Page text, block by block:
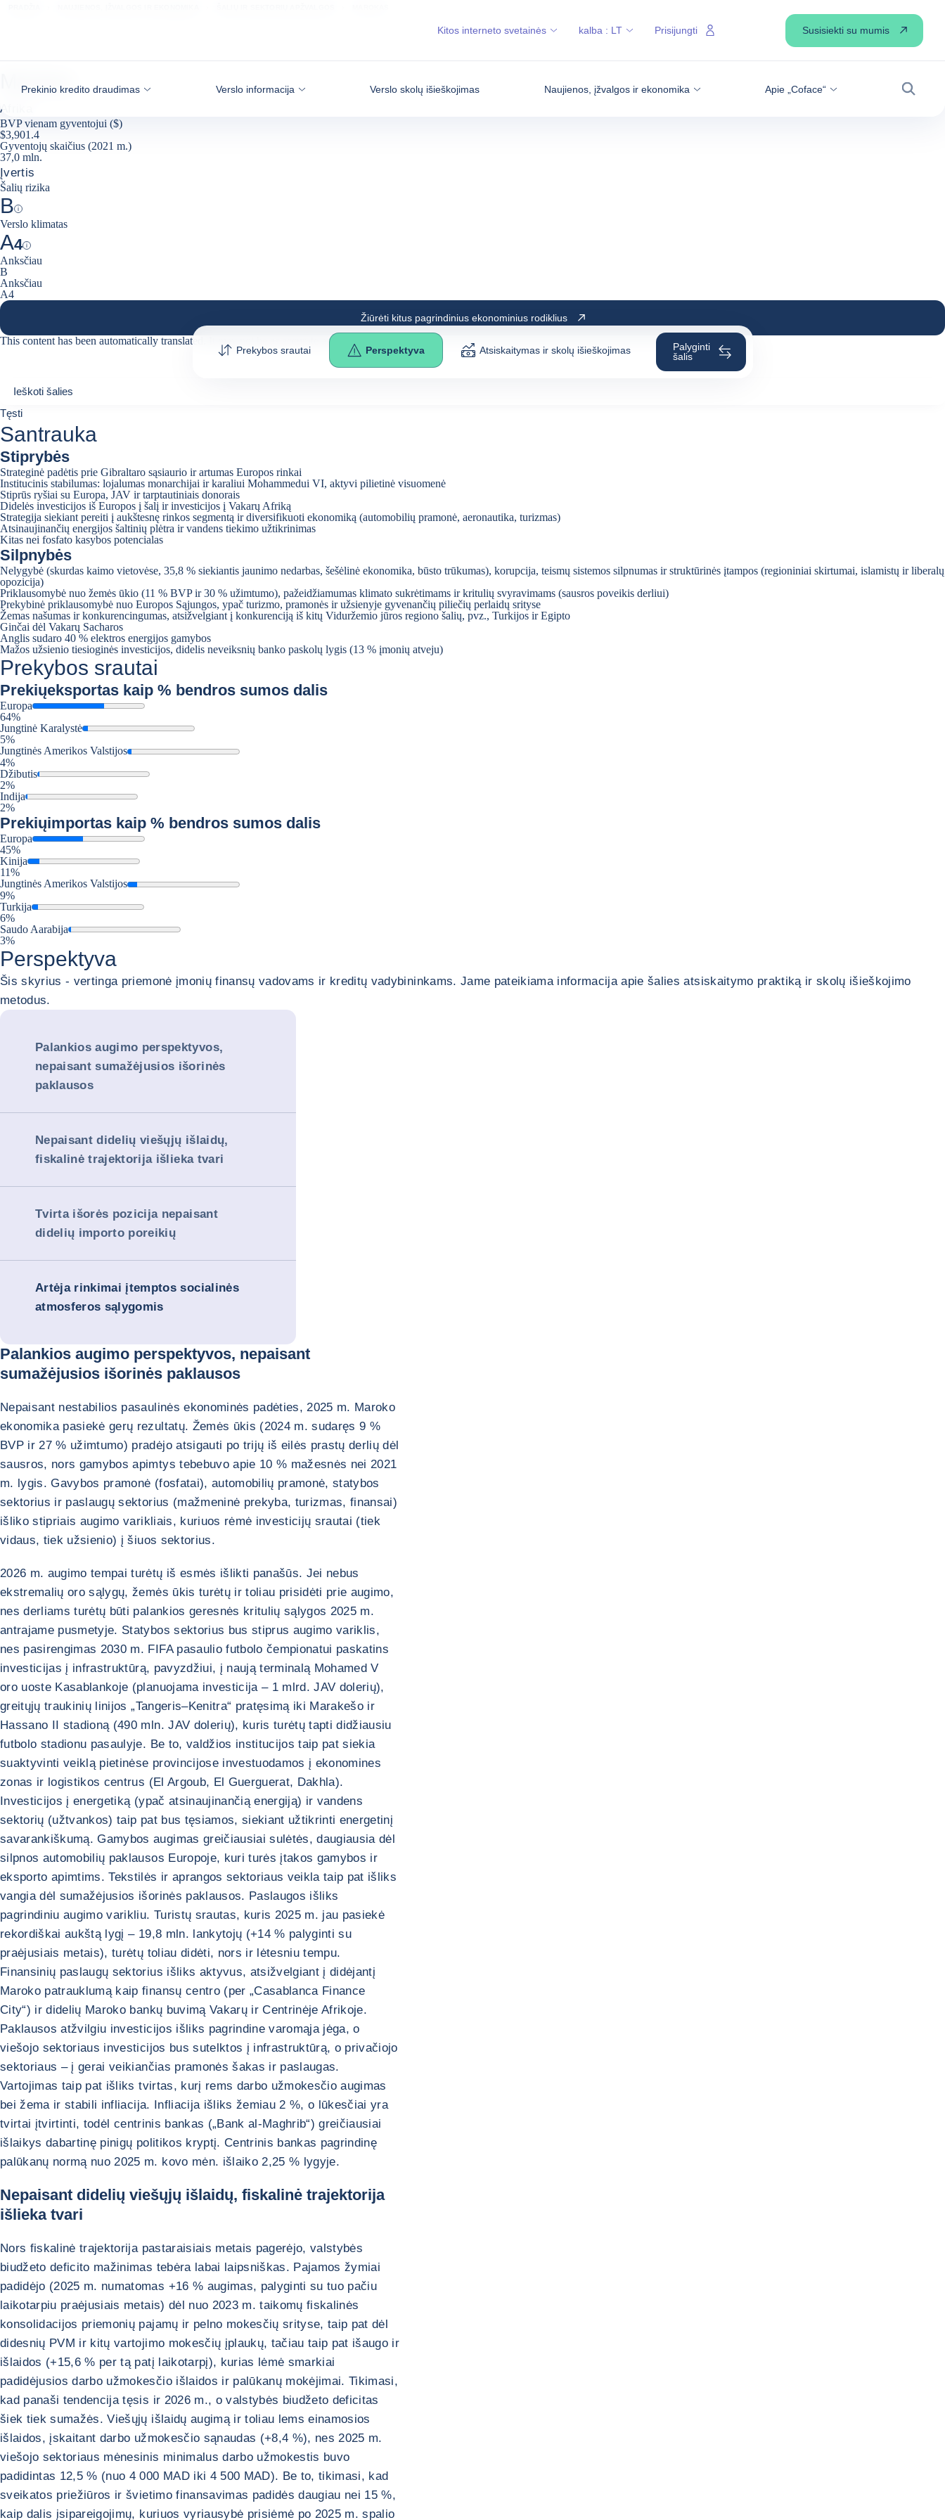
Prekinio kredito draudimas Verslo informacija Verslo skolų išieškojimas Naujienos, įžvalgos ir ekonomika Apie „Coface“
Paieška
Kitos interneto svetainės kalba : LT Prisijungti Susisiekti su mumis
Marokas
Afrika
BVP vienam gyventojui ($)
$3,901.4
Gyventojų skaičius (2021 m.)
37,0 mln.
Įvertis
Šalių rizika
B
Help
Verslo klimatas
A4
Help
Anksčiau
B
Anksčiau
A4
Žiūrėti kitus pagrindinius ekonominius rodiklius
This content has been automatically translated. It may not be as accurate as the
Prekybos srautai Perspektyva Atsiskaitymas ir skolų išieškojimas
Palyginti
šalis
Ieškoti šalies
0suggestions
Ieškoti šalies
Tęsti
Santrauka
Stiprybės
Strateginė padėtis prie Gibraltaro sąsiaurio ir artumas Europos rinkai
Institucinis stabilumas: lojalumas monarchijai ir karaliui Mohammedui VI, aktyvi pilietinė visuomenė
Stiprūs ryšiai su Europa, JAV ir tarptautiniais donorais
Didelės investicijos iš Europos į šalį ir investicijos į Vakarų Afriką
Strategija siekiant pereiti į aukštesnę rinkos segmentą ir diversifikuoti ekonomiką (automobilių pramonė, aeronautika, turizmas)
Atsinaujinančių energijos šaltinių plėtra ir vandens tiekimo užtikrinimas
Kitas nei fosfato kasybos potencialas
Silpnybės
Nelygybė (skurdas kaimo vietovėse, 35,8 % siekiantis jaunimo nedarbas, šešėlinė ekonomika, būsto trūkumas), korupcija, teismų sistemos silpnumas ir struktūrinės įtampos (regioniniai skirtumai, islamistų ir liberalų
opozicija)
Priklausomybė nuo žemės ūkio (11 % BVP ir 30 % užimtumo), pažeidžiamumas klimato sukrėtimams ir kritulių svyravimams (sausros poveikis derliui)
Prekybinė priklausomybė nuo Europos Sąjungos, ypač turizmo, pramonės ir užsienyje gyvenančių piliečių perlaidų srityse
Žemas našumas ir konkurencingumas, atsižvelgiant į konkurenciją iš kitų Viduržemio jūros regiono šalių, pvz., Turkijos ir Egipto
Ginčai dėl Vakarų Sacharos
Anglis sudaro 40 % elektros energijos gamybos
Mažos užsienio tiesioginės investicijos, didelis neveiksnių banko paskolų lygis (13 % įmonių atveju)
Prekybos srautai
Prekiųeksportas kaip % bendros sumos dalis
Europa
64%
Jungtinė Karalystė
5%
Jungtinės Amerikos Valstijos
4%
Džibutis
2%
Indija
2%
Prekiųimportas kaip % bendros sumos dalis
Europa
45%
Kinija
11%
Jungtinės Amerikos Valstijos
9%
Turkija
6%
Saudo Aarabija
3%
Perspektyva
Šis skyrius - vertinga priemonė įmonių finansų vadovams ir kreditų vadybininkams. Jame pateikiama informacija apie šalies atsiskaitymo praktiką ir skolų išieškojimo
metodus.
Palankios augimo perspektyvos,
nepaisant sumažėjusios išorinės
paklausos
Nepaisant didelių viešųjų išlaidų,
fiskalinė trajektorija išlieka tvari
Tvirta išorės pozicija nepaisant
didelių importo poreikių
Artėja rinkimai įtemptos socialinės
atmosferos sąlygomis
Palankios augimo perspektyvos, nepaisant
sumažėjusios išorinės paklausos
Nepaisant nestabilios pasaulinės ekonominės padėties, 2025 m. Maroko
ekonomika pasiekė gerų rezultatų. Žemės ūkis (2024 m. sudaręs 9 %
BVP ir 27 % užimtumo) pradėjo atsigauti po trijų iš eilės prastų derlių dėl
sausros, nors gamybos apimtys tebebuvo apie 10 % mažesnės nei 2021
m. lygis. Gavybos pramonė (fosfatai), automobilių pramonė, statybos
sektorius ir paslaugų sektorius (mažmeninė prekyba, turizmas, finansai)
išliko stipriais augimo varikliais, kuriuos rėmė investicijų srautai (tiek
vidaus, tiek užsienio) į šiuos sektorius.
2026 m. augimo tempai turėtų iš esmės išlikti panašūs. Jei nebus
ekstremalių oro sąlygų, žemės ūkis turėtų ir toliau prisidėti prie augimo,
nes derliams turėtų būti palankios geresnės kritulių sąlygos 2025 m.
antrajame pusmetyje. Statybos sektorius bus stiprus augimo variklis,
nes pasirengimas 2030 m. FIFA pasaulio futbolo čempionatui paskatins
investicijas į infrastruktūrą, pavyzdžiui, į naują terminalą Mohamed V
oro uoste Kasablankoje (planuojama investicija – 1 mlrd. JAV dolerių),
greitųjų traukinių linijos „Tangeris–Kenitra“ pratęsimą iki Marakešo ir
Hassano II stadioną (490 mln. JAV dolerių), kuris turėtų tapti didžiausiu
futbolo stadionu pasaulyje. Be to, valdžios institucijos taip pat siekia
suaktyvinti veiklą pietinėse provincijose investuodamos į ekonomines
zonas ir logistikos centrus (El Argoub, El Guerguerat, Dakhla).
Investicijos į energetiką (ypač atsinaujinančią energiją) ir vandens
sektorių (užtvankos) taip pat bus tęsiamos, siekiant užtikrinti energetinį
savarankiškumą. Gamybos augimas greičiausiai sulėtės, daugiausia dėl
silpnos automobilių paklausos Europoje, kuri turės įtakos gamybos ir
eksporto apimtims. Tekstilės ir aprangos sektoriaus veikla taip pat išliks
vangia dėl sumažėjusios išorinės paklausos. Paslaugos išliks
pagrindiniu augimo varikliu. Turistų srautas, kuris 2025 m. jau pasiekė
rekordiškai aukštą lygį – 19,8 mln. lankytojų (+14 % palyginti su
praėjusiais metais), turėtų toliau didėti, nors ir lėtesniu tempu.
Finansinių paslaugų sektorius išliks aktyvus, atsižvelgiant į didėjantį
Maroko patrauklumą kaip finansų centro (per „Casablanca Finance
City“) ir didelių Maroko bankų buvimą Vakarų ir Centrinėje Afrikoje.
Paklausos atžvilgiu investicijos išliks pagrindine varomąja jėga, o
viešojo sektoriaus investicijos bus sutelktos į infrastruktūrą, o privačiojo
sektoriaus – į gerai veikiančias pramonės šakas ir paslaugas.
Vartojimas taip pat išliks tvirtas, kurį rems darbo užmokesčio augimas
bei žema ir stabili infliacija. Infliacija išliks žemiau 2 %, o lūkesčiai yra
tvirtai įtvirtinti, todėl centrinis bankas („Bank al-Maghrib“) greičiausiai
išlaikys dabartinę pinigų politikos kryptį. Centrinis bankas pagrindinę
palūkanų normą nuo 2025 m. kovo mėn. išlaiko 2,25 % lygyje.
Nepaisant didelių viešųjų išlaidų, fiskalinė trajektorija
išlieka tvari
Nors fiskalinė trajektorija pastaraisiais metais pagerėjo, valstybės
biudžeto deficito mažinimas tebėra labai laipsniškas. Pajamos žymiai
padidėjo (2025 m. numatomas +16 % augimas, palyginti su tuo pačiu
laikotarpiu praėjusiais metais) dėl nuo 2023 m. taikomų fiskalinės
konsolidacijos priemonių pajamų ir pelno mokesčių srityse, taip pat dėl
didesnių PVM ir kitų vartojimo mokesčių įplaukų, tačiau taip pat išaugo ir
išlaidos (+15,6 % per tą patį laikotarpį), kurias lėmė smarkiai
padidėjusios darbo užmokesčio išlaidos ir palūkanų mokėjimai. Tikimasi,
kad panaši tendencija tęsis ir 2026 m., o valstybės biudžeto deficitas
šiek tiek sumažės. Viešųjų išlaidų augimą ir toliau lems einamosios
išlaidos, įskaitant darbo užmokesčio sąnaudas (+8,4 %), nes 2025 m.
viešojo sektoriaus mėnesinis minimalus darbo užmokestis buvo
padidintas 12,5 % (nuo 4 000 MAD iki 4 500 MAD). Be to, tikimasi, kad
sveikatos priežiūros ir švietimo finansavimas padidės daugiau nei 15 %,
kaip dalis įsipareigojimų, kuriuos vyriausybė prisiėmė po 2025 m. spalio